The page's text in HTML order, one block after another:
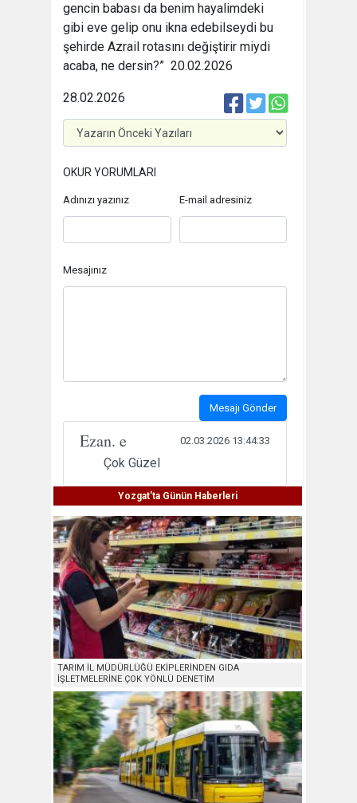
gencin babası da benim hayalimdeki
gibi eve gelip onu ikna edebilseydi bu
şehirde Azrail rotasını değiştirir miydi
acaba, ne dersin?” 20.02.2026
28.02.2026
OKUR YORUMLARI
Adınızı yazınız E-mail adresiniz
Mesajınız
Mesajı Gönder
Ezan. e 02.03.2026 13:44:33
Çok Güzel
Yozgat'ta Günün Haberleri
TARIM İL MÜDÜRLÜĞÜ EKİPLERİNDEN GIDA
İŞLETMELERİNE ÇOK YÖNLÜ DENETİM